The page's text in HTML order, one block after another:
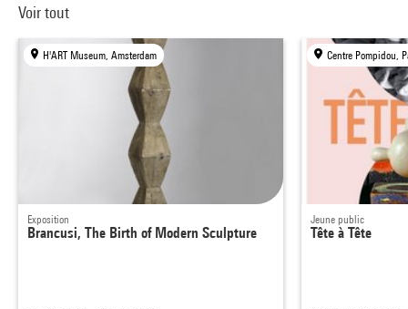
Voir tout
H'ART Museum, Amsterdam
Exposition
Brancusi, The Birth of Modern Sculpture
Centre Pompidou,
Jeune public
Tête à Tête